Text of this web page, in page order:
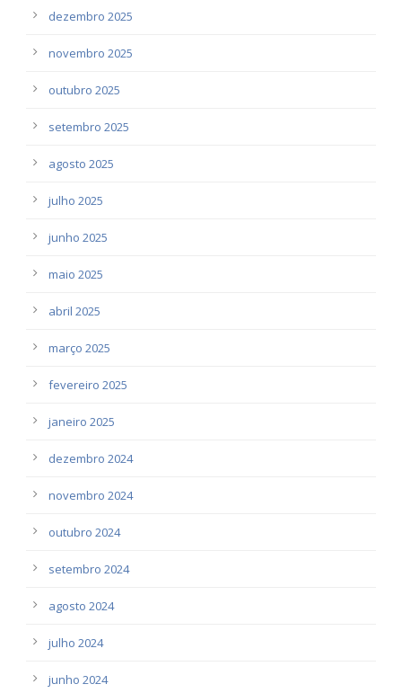
dezembro 2025
novembro 2025
outubro 2025
setembro 2025
agosto 2025
julho 2025
junho 2025
maio 2025
abril 2025
março 2025
fevereiro 2025
janeiro 2025
dezembro 2024
novembro 2024
outubro 2024
setembro 2024
agosto 2024
julho 2024
junho 2024